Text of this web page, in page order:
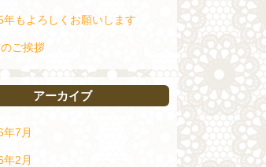
年もよろしくお願いします
ご挨拶
アーカイブ
年7月
年2月